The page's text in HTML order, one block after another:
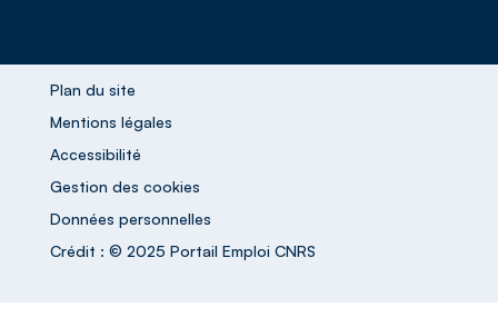
Plan du site
Mentions légales
Accessibilité
Gestion des cookies
Données personnelles
Crédit : © 2025 Portail Emploi CNRS